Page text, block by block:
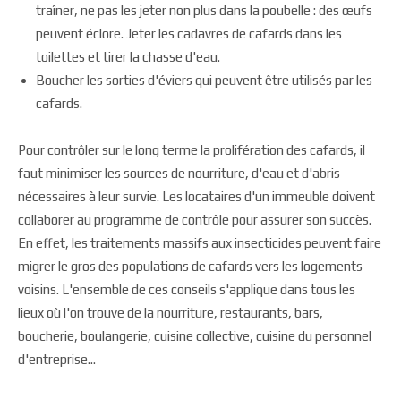
traîner, ne pas les jeter non plus dans la poubelle : des œufs
peuvent éclore. Jeter les cadavres de cafards dans les
toilettes et tirer la chasse d'eau.
Boucher les sorties d'éviers qui peuvent être utilisés par les
cafards.
Pour contrôler sur le long terme la prolifération des cafards, il
faut minimiser les sources de nourriture, d'eau et d'abris
nécessaires à leur survie. Les locataires d'un immeuble doivent
collaborer au programme de contrôle pour assurer son succès.
En effet, les traitements massifs aux insecticides peuvent faire
migrer le gros des populations de cafards vers les logements
voisins. L'ensemble de ces conseils s'applique dans tous les
lieux où l'on trouve de la nourriture, restaurants, bars,
boucherie, boulangerie, cuisine collective, cuisine du personnel
d'entreprise...